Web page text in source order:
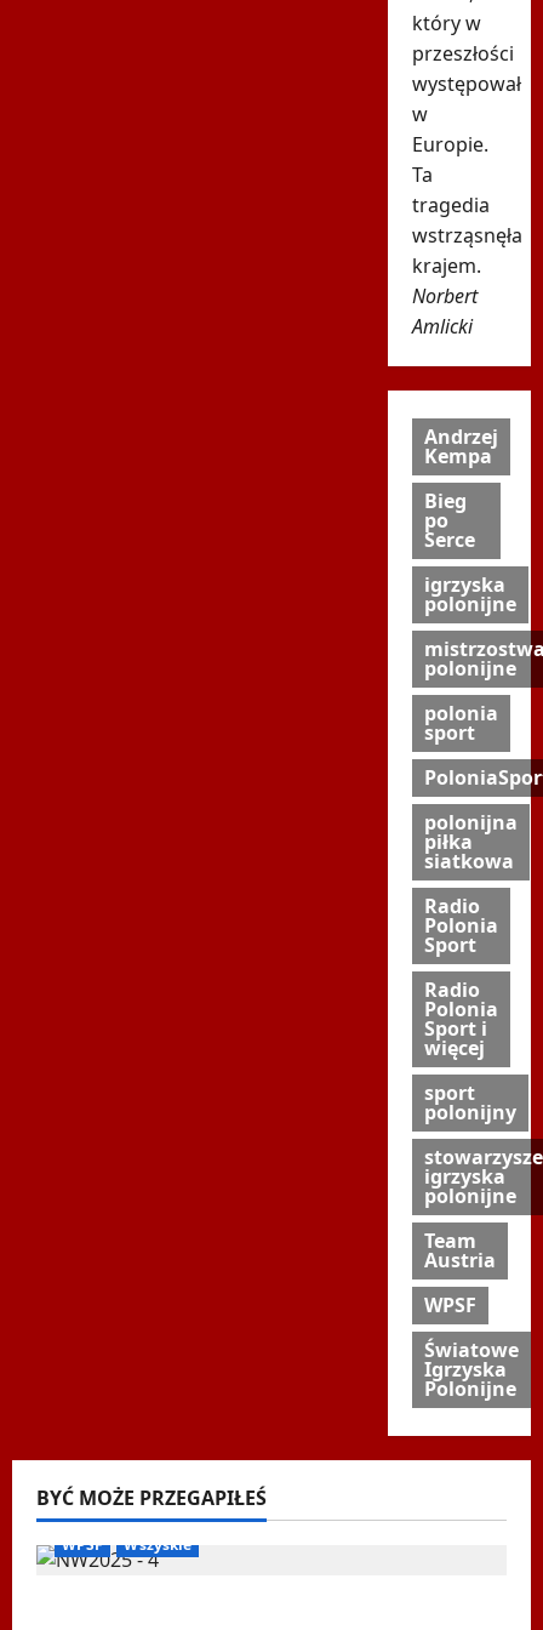
który w
przeszłości
występował
w
Europie.
Ta
tragedia
wstrząsnęła
krajem.
Norbert
Amlicki
Andrzej
Kempa
Bieg
po
Serce
igrzyska
polonijne
polonijne
polonia
sport
polonijna
piłka
siatkowa
Radio
Polonia
Sport
Radio
Polonia
Sport i
więcej
sport
polonijny
igrzyska
polonijne
Team
Austria
WPSF
Światowe
Igrzyska
Polonijne
BYĆ MOŻE PRZEGAPIŁEŚ
Biegi i rekreacja Inne Nordic Walking
WPSF
Wszyskie